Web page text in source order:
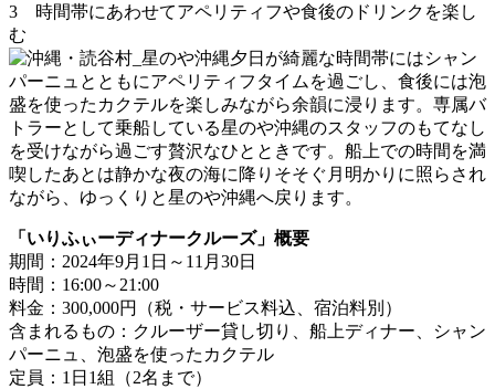
3 時間帯にあわせてアペリティフや食後のドリンクを楽し
む
夕日が綺麗な時間帯にはシャン
パーニュとともにアペリティフタイムを過ごし、食後には泡
盛を使ったカクテルを楽しみながら余韻に浸ります。専属バ
トラーとして乗船している星のや沖縄のスタッフのもてなし
を受けながら過ごす贅沢なひとときです。船上での時間を満
喫したあとは静かな夜の海に降りそそぐ月明かりに照らされ
ながら、ゆっくりと星のや沖縄へ戻ります。
「いりふぃーディナークルーズ」概要
期間：2024年9月1日～11月30日
時間：16:00～21:00
料金：300,000円（税・サービス料込、宿泊料別）
含まれるもの：クルーザー貸し切り、船上ディナー、シャン
パーニュ、泡盛を使ったカクテル
定員：1日1組（2名まで）